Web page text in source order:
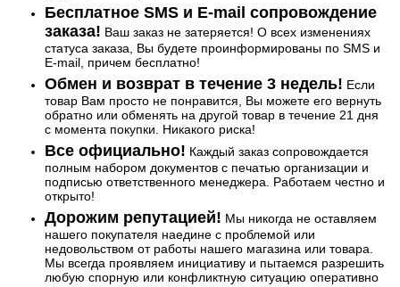
Бесплатное SMS и E-mail сопровождение
заказа! Ваш заказ не затеряется! О всех изменениях
статуса заказа, Вы будете проинформированы по SMS и
E-mail, причем бесплатно!
Обмен и возврат в течение 3 недель! Если
товар Вам просто не понравится, Вы можете его вернуть
обратно или обменять на другой товар в течение 21 дня
с момента покупки. Никакого риска!
Все официально! Каждый заказ сопровождается
полным набором документов с печатью организации и
подписью ответственного менеджера. Работаем честно и
открыто!
Дорожим репутацией! Мы никогда не оставляем
нашего покупателя наедине с проблемой или
недовольством от работы нашего магазина или товара.
Мы всегда проявляем инициативу и пытаемся разрешить
любую спорную или конфликтную ситуацию оперативно